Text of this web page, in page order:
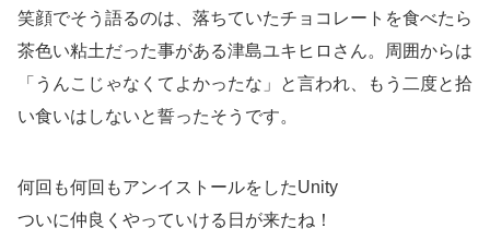
笑顔でそう語るのは、落ちていたチョコレートを食べたら
茶色い粘土だった事がある津島ユキヒロさん。周囲からは
「うんこじゃなくてよかったな」と言われ、もう二度と拾
い食いはしないと誓ったそうです。
何回も何回もアンイストールをしたUnity
ついに仲良くやっていける日が来たね！